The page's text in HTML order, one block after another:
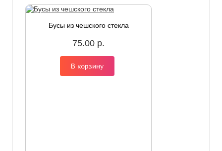
Бусы из чешского стекла
75.00 р.
В корзину